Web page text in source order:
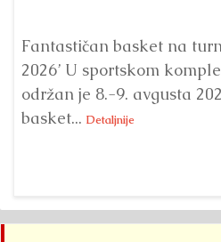
Fantastičan basket na
2026’ U sportskom
održan je 8.-9. avgusta
basket... Detaljnije